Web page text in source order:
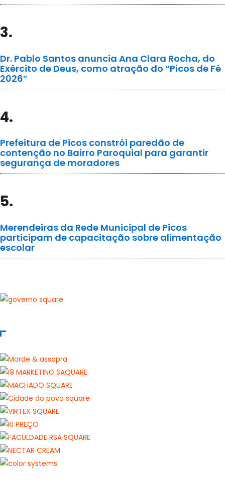
3.
Dr. Pablo Santos anuncia Ana Clara Rocha, do
Exército de Deus, como atração do “Picos de Fé
2026”
4.
Prefeitura de Picos constrói paredão de
contenção no Bairro Paroquial para garantir
segurança de moradores
5.
Merendeiras da Rede Municipal de Picos
participam de capacitação sobre alimentação
escolar